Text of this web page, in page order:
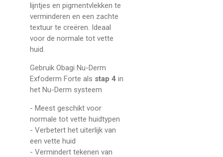
lijntjes en pigmentvlekken te
verminderen en een zachte
textuur te creëren. Ideaal
voor de normale tot vette
huid.
Gebruik Obagi Nu-Derm
Exfoderm Forte als stap 4 in
het Nu-Derm systeem
- Meest geschikt voor
normale tot vette huidtypen
- Verbetert het uiterlijk van
een vette huid
- Vermindert tekenen van